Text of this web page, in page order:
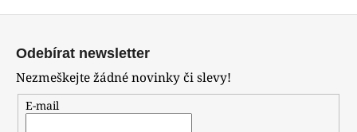
Odebírat newsletter
Nezmeškejte žádné novinky či slevy!
E-mail